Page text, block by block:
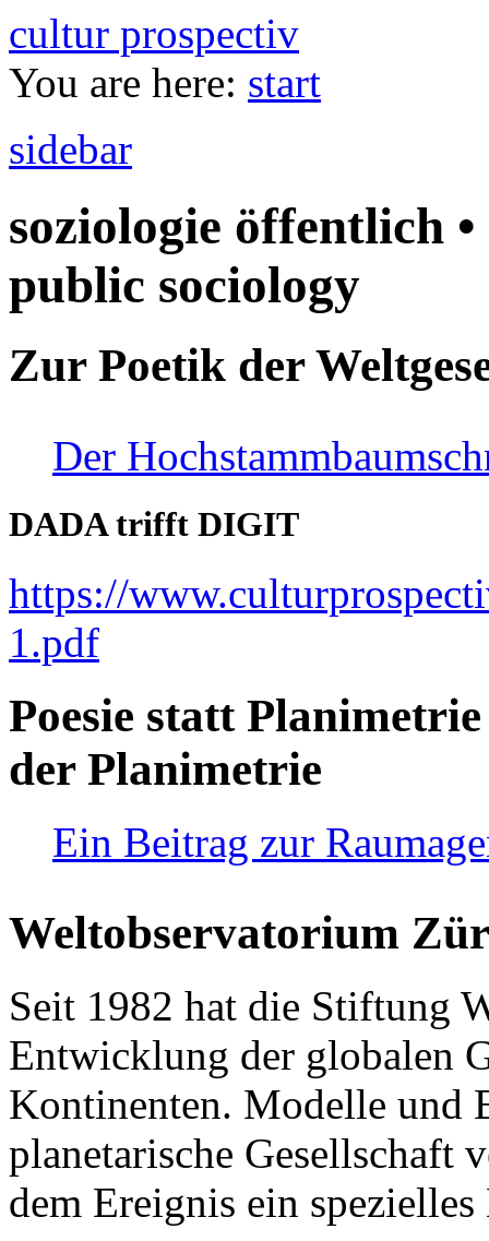
cultur prospectiv
You are here: start
sidebar
soziologie öffentlich
public sociology
Zur Poetik der
Der
DADA trifft DIGIT
https://
1.pdf
Poesie statt
der Planimetrie
Ein Beitrag zur
Weltobservatorium
Seit 1982 hat die Stiftung
Entwicklung der globalen
Kontinenten. Modelle und
planetarische Gesellschaft
dem Ereignis ein